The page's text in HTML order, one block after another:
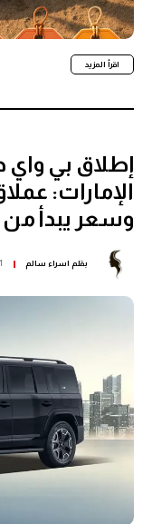
اقرأ المزيد
وسعر يبدأ من 156,900 درهم
بقلم اسراء سالم 11